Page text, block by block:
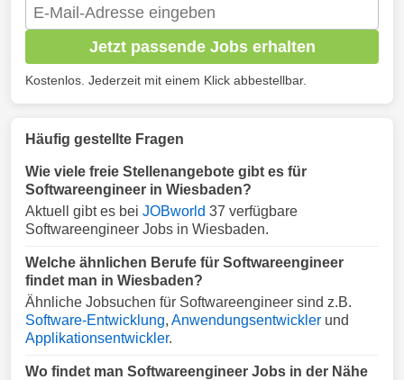
Jetzt passende Jobs erhalten
Kostenlos. Jederzeit mit einem Klick abbestellbar.
Häufig gestellte Fragen
Wie viele freie Stellenangebote gibt es für
Softwareengineer in Wiesbaden?
Aktuell gibt es bei JOBworld 37 verfügbare
Softwareengineer Jobs in Wiesbaden.
Welche ähnlichen Berufe für Softwareengineer
findet man in Wiesbaden?
Ähnliche Jobsuchen für Softwareengineer sind z.B.
Software-Entwicklung, Anwendungsentwickler und
Applikationsentwickler.
Wo findet man Softwareengineer Jobs in der Nähe